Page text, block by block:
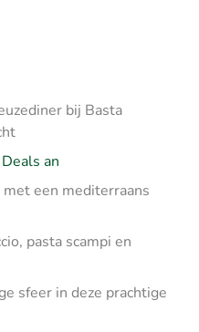
bij Basta
an
een mediterraans
pasta scampi en
sfeer in deze prachtige